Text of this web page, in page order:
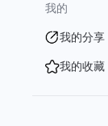
我的
我的分享
我的收藏